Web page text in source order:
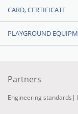
CARD, CERTIFICATE
PLAYGROUND
Partners
Engineering standards |